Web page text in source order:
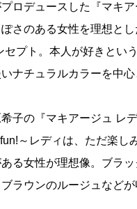
ロデュースした『マキ
さのある女性を理想と
セプト。本人が好きとい
ナチュラルカラーを中心
子の『マキアージュ レ
～レディは、ただ楽し
る女性が理想像。ブラ
ラウンのルージュなどが